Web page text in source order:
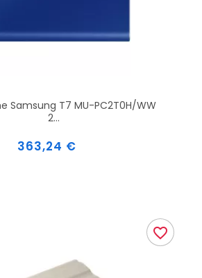
Samsung T7 MU-PC2T0H/WW
2...
Prix
363,24 €
favorite_border